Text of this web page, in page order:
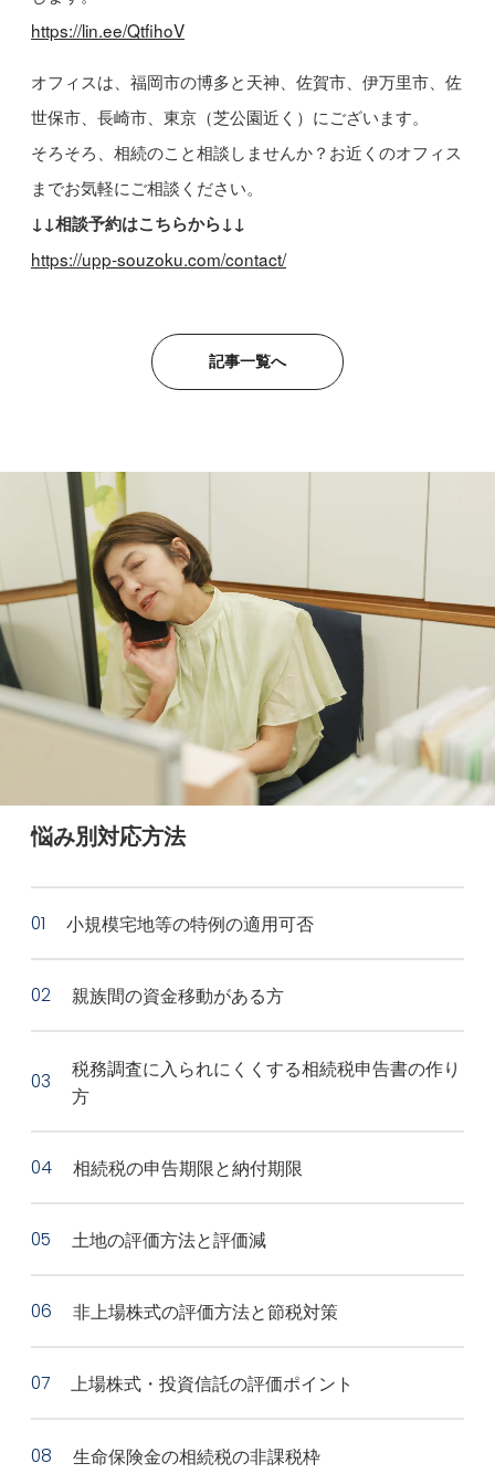
https://lin.ee/QtfihoV
オフィスは、福岡市の博多と天神、佐賀市、伊万里市、佐
世保市、長崎市、東京（芝公園近く）にございます。
そろそろ、相続のこと相談しませんか？お近くのオフィス
までお気軽にご相談ください。
↓↓相談予約はこちらから↓↓
https://upp-souzoku.com/contact/
記事一覧へ
悩み別対応方法
小規模宅地等の特例の適用可否
親族間の資金移動がある方
税務調査に入られにくくする相続税申告書の作り
方
相続税の申告期限と納付期限
土地の評価方法と評価減
非上場株式の評価方法と節税対策
上場株式・投資信託の評価ポイント
生命保険金の相続税の非課税枠